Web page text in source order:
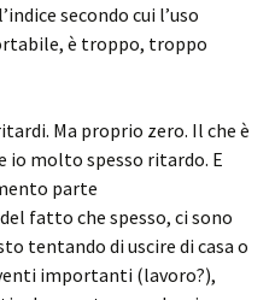
secondo cui l’uso
è troppo, troppo
Ma proprio zero. Il che è
io molto spesso ritardo. E
parte
fatto che spesso, ci sono
tentando di uscire di casa o
importanti (lavoro?),